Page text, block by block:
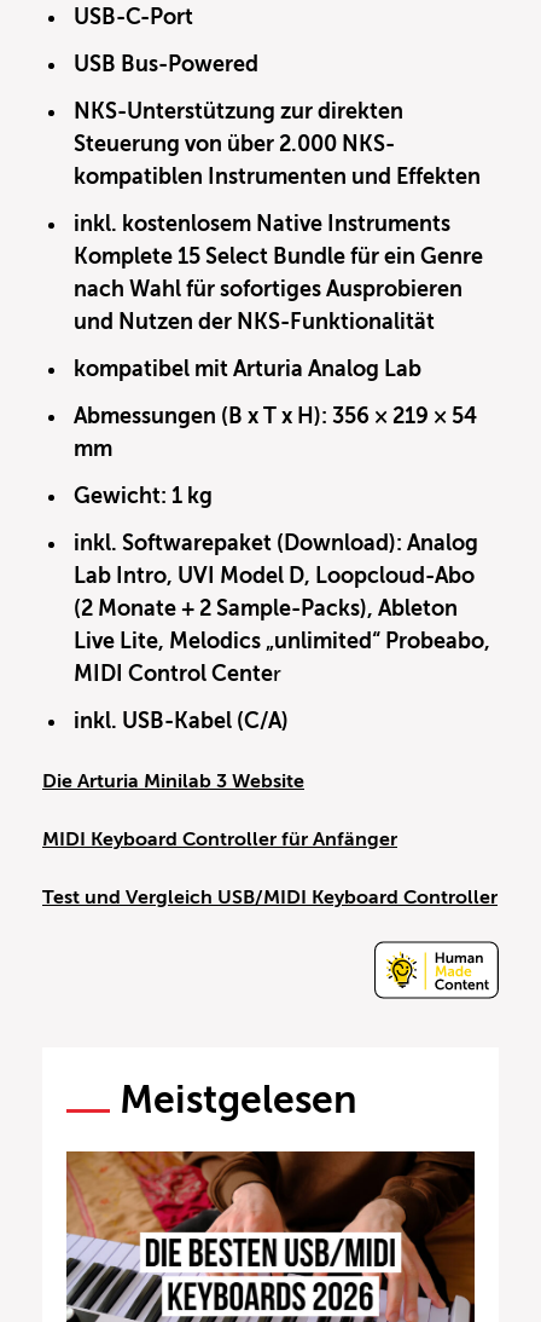
USB-C-Port
USB Bus-Powered
NKS-Unterstützung zur direkten
Steuerung von über 2.000 NKS-
kompatiblen Instrumenten und Effekten
inkl. kostenlosem Native Instruments
Komplete 15 Select Bundle für ein Genre
nach Wahl für sofortiges Ausprobieren
und Nutzen der NKS-Funktionalität
kompatibel mit Arturia Analog Lab
Abmessungen (B x T x H): 356 × 219 × 54
mm
Gewicht: 1 kg
inkl. Softwarepaket (Download): Analog
Lab Intro, UVI Model D, Loopcloud-Abo
(2 Monate + 2 Sample-Packs), Ableton
Live Lite, Melodics „unlimited“ Probeabo,
MIDI Control Center
inkl. USB-Kabel (C/A)
Die Arturia Minilab 3 Website
MIDI Keyboard Controller für Anfänger
Test und Vergleich USB/MIDI Keyboard Controller
Meistgelesen